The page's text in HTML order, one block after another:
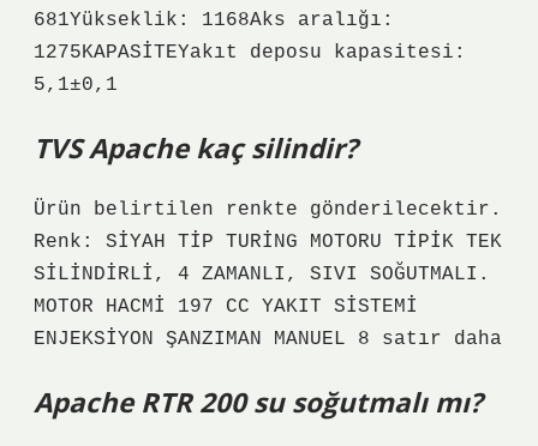
681Yükseklik: 1168Aks aralığı:
1275KAPASİTEYakıt deposu kapasitesi:
5,1±0,1
TVS Apache kaç silindir?
Ürün belirtilen renkte gönderilecektir.
Renk: SİYAH TİP TURİNG MOTORU TİPİK TEK
SİLİNDİRLİ, 4 ZAMANLI, SIVI SOĞUTMALI.
MOTOR HACMİ 197 CC YAKIT SİSTEMİ
ENJEKSİYON ŞANZIMAN MANUEL 8 satır daha
Apache RTR 200 su soğutmalı mı?